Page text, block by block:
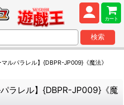
カート
検索
ルパラレル】{DBPR-JP009}《魔法》
ラレル】{DBPR-JP009}《魔